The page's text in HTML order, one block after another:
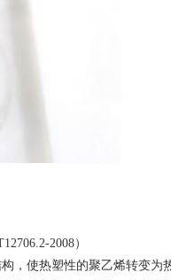
2008）
，使热塑性的聚乙烯转变为